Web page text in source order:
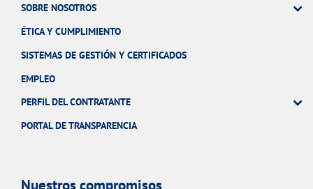
SOBRE NOSOTROS
ÉTICA Y CUMPLIMIENTO
SISTEMAS DE GESTIÓN Y CERTIFICADOS
EMPLEO
PERFIL DEL CONTRATANTE
PORTAL DE TRANSPARENCIA